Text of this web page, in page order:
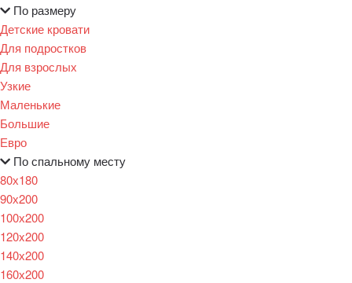
По размеру
Детские кровати
Для подростков
Для взрослых
Узкие
Маленькие
Большие
Евро
По спальному месту
80х180
90х200
100х200
120x200
140х200
160х200